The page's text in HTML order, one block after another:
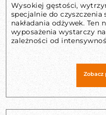
Wysokiej gęstości,
specjalnie do
nakładania odżywek. Ten
wyposażenia wystarczy
zależności od
Zobacz